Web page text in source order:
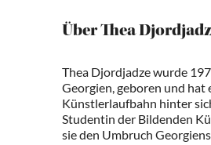
Über Thea
Thea Djordjadze wurde
Georgien, geboren und hat
Künstlerlaufbahn hinter
Studentin der Bildenden
sie den Umbruch